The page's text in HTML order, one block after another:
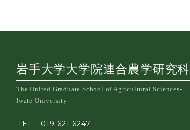
岩手大学大学院連合農学研究科
The United Graduate School of Agricultural Sciences-
Iwate University
TEL 019-621-6247